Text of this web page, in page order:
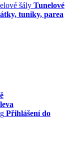
Tunelové
tuniky, parea
Přihlášení do